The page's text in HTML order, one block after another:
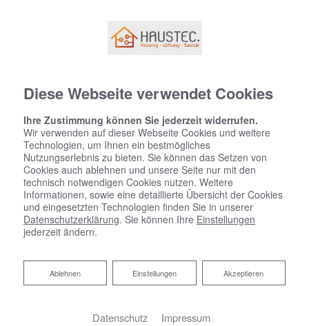
Diese Webseite verwendet Cookies
Ihre Zustimmung können Sie jederzeit widerrufen.
Wir verwenden auf dieser Webseite Cookies und weitere
Technologien, um Ihnen ein bestmögliches
Nutzungserlebnis zu bieten. Sie können das Setzen von
Cookies auch ablehnen und unsere Seite nur mit den
technisch notwendigen Cookies nutzen. Weitere
Informationen, sowie eine detaillierte Übersicht der Cookies
und eingesetzten Technologien finden Sie in unserer
Datenschutzerklärung. Sie können Ihre Einstellungen
jederzeit ändern.
Akzeptieren
Einstellungen
Ablehnen
Ablehnen
Datenschutz Impressum